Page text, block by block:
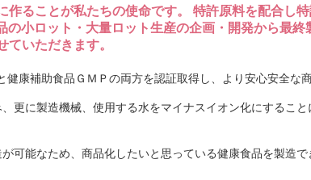
リーの需要が高まって
リーの需要が高まっているという一文を見
のフェーズへの特集内でしたhttps://www
毎年恒例となった豆まき。今年もみんなが
ることが私たちの使命です。 特許原料を配合し
小ロット・大量ロット生産の企画・開発から最
いただきます。
康補助食品ＧＭＰの両方を認証取得し、より安心安全な
更に製造機械、使用する水をマイナスイオン化にするこ
可能なため、商品化したいと思っている健康食品を製造